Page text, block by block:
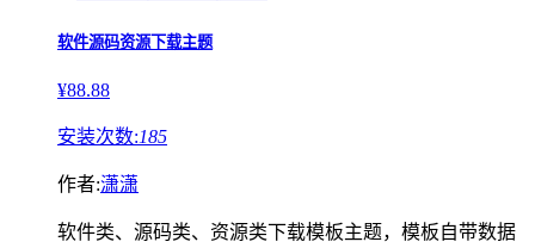
软件源码资源下载主题
¥88.88
安装次数:185
作者:潇潇
软件类、源码类、资源类下载模板主题，模板自带数据